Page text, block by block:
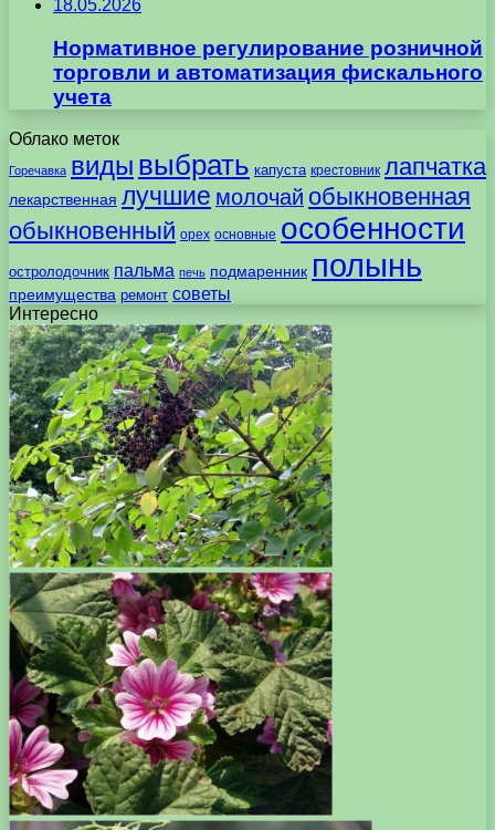
18.05.2026
Нормативное регулирование розничной
торговли и автоматизация фискального
учета
Облако меток
Горечавка виды выбрать капуста крестовник лапчатка
лекарственная лучшие молочай обыкновенная
обыкновенный орех основные особенности
остролодочник пальма печь подмаренник полынь
преимущества ремонт советы
Интересно